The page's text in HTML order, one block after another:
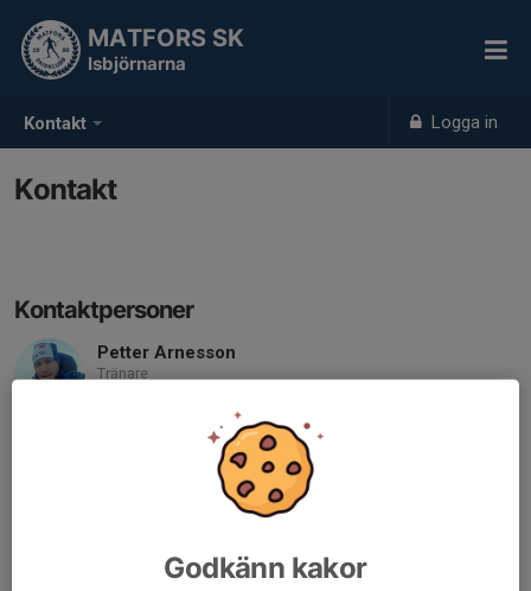
Kontakt Logga in
MATFORS SK
Isbjörnarna
Kontakt
Kontaktpersoner
Petter Arnesson
Tränare
petter.arnesson@sca.com
Helena Nässén
h.naessen@gmail.com
Godkänn kakor